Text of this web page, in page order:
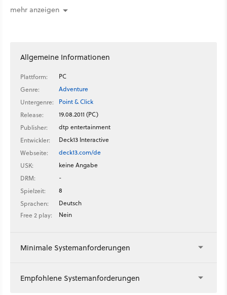
mehr anzeigen
Allgemeine Informationen
Plattform:
PC
Genre:
Adventure
Untergenre:
Point & Click
Release:
19.08.2011 (PC)
Publisher:
dtp entertainment
Entwickler:
Deck13 Interactive
Webseite:
deck13.com/de
USK:
keine Angabe
DRM:
-
Spielzeit:
8
Sprachen:
Deutsch
Free 2 play:
Nein
Minimale Systemanforderungen
Empfohlene Systemanforderungen